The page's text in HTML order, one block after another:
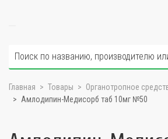
Главная Товары
Органотропное
Амлодипин-Медисорб таб 10мг №50